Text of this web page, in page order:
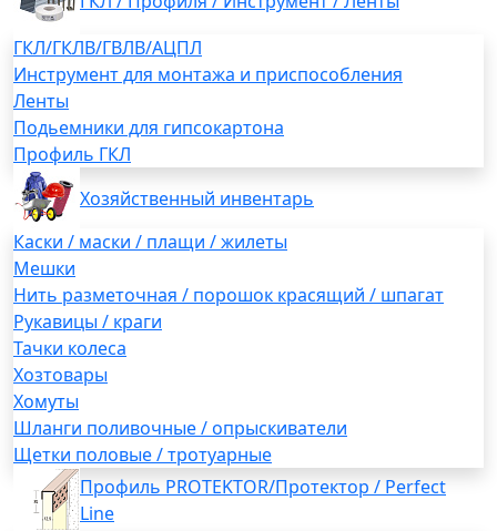
ГКЛ/ГКЛВ/ГВЛВ/АЦПЛ
Инструмент для монтажа и приспособления
Ленты
Подьемники для гипсокартона
Профиль ГКЛ
Хозяйственный инвентарь
Каски / маски / плащи / жилеты
Мешки
Нить разметочная / порошок красящий / шпагат
Рукавицы / краги
Тачки колеса
Хозтовары
Хомуты
Шланги поливочные / опрыскиватели
Щетки половые / тротуарные
Профиль PROTEKTOR/Протектор / Perfect
Line